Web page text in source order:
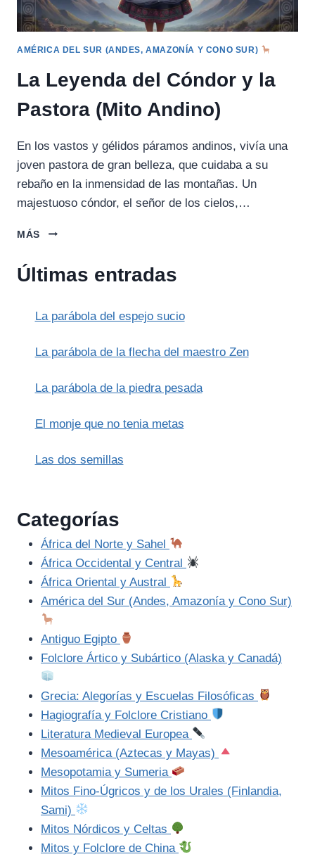
AMÉRICA DEL SUR (ANDES, AMAZONÍA Y CONO SUR)
La Leyenda del Cóndor y la
Pastora (Mito Andino)
En los vastos y gélidos páramos andinos, vivía una
joven pastora de gran belleza, que cuidaba a su
rebaño en la inmensidad de las montañas. Un
majestuoso cóndor, el señor de los cielos,…
MÁS
LA
CÓNDOR
PASTORA
ANDINO)
Últimas entradas
La parábola del espejo sucio
La parábola de la flecha del maestro Zen
La parábola de la piedra pesada
El monje que no tenia metas
Las dos semillas
Categorías
África del Norte y Sahel
África Occidental y Central
África Oriental y Austral
América del Sur (Andes, Amazonía y Cono Sur)
Antiguo Egipto
Folclore Ártico y Subártico (Alaska y Canadá)
Grecia: Alegorías y Escuelas Filosóficas
Hagiografía y Folclore Cristiano
Literatura Medieval Europea
Mesoamérica (Aztecas y Mayas)
Mesopotamia y Sumeria
Mitos Fino-Úgricos y de los Urales (Finlandia,
Sami)
Mitos Nórdicos y Celtas
Mitos y Folclore de China